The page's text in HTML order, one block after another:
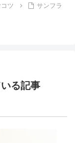
ツ
サンフラ
る記事